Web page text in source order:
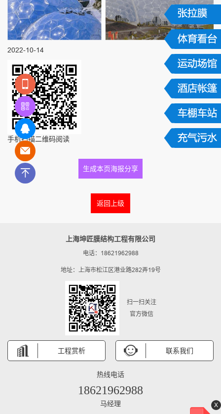
2022-10-14
手机扫描二维码阅读
生成本页海报分享
返回上级
上海坤匠膜结构工程有限公司
电话：18621962988
地址：上海市松江区港业路282弄19号
扫一扫关注
官方微信
工程赏析 联系我们
热线电话
18621962988
马经理 X